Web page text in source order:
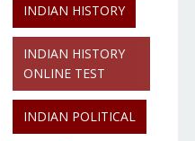
INDIAN HISTORY
INDIAN HISTORY
ONLINE TEST
INDIAN POLITICAL